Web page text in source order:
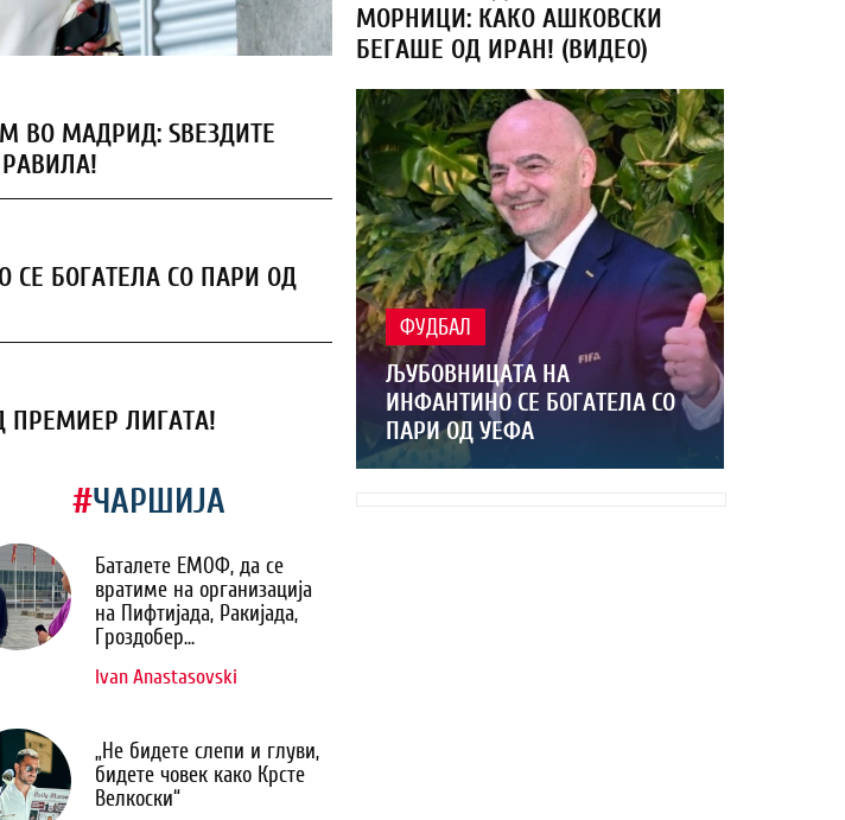
ВО МАДРИД: ЅВЕЗДИТЕ
БОГАТЕЛА СО ПАРИ ОД
ПРЕМИЕР ЛИГАТА!
#ЧАРШИЈА
Баталете ЕМОФ, да се
вратиме на организација
на Пифтијада, Ракијада,
Гроздобер...
Ivan Anastasovski
„Не бидете слепи и глуви,
бидете човек како Крсте
Велкоски“
МОРНИЦИ: КАКО АШКОВСКИ
БЕГАШЕ ОД ИРАН! (ВИДЕО)
ФУДБАЛ
ЉУБОВНИЦАТА НА
ИНФАНТИНО СЕ БОГАТЕЛА СО
ПАРИ ОД УЕФА